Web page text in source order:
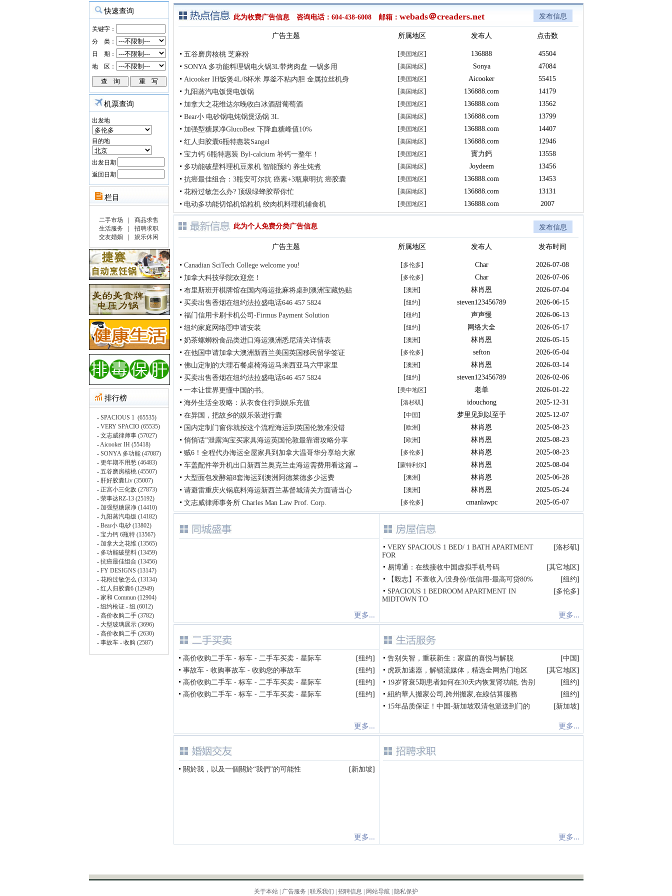
机票查询
出发地
目的地
出发日期
返回日期
此为收费广告信息 咨询电话：604-438-6008 邮箱： webads＠creaders.net 发布信息
广告主题 所属地区 发布人 点击数
五谷磨房核桃 芝麻粉 [美国地区] 136888
45504
SONYA 多功能料理锅电火锅3L带烤肉盘 一锅多用
[美国地区] Sonya
47084
Aicooker IH饭煲4L/8杯米 厚釜不粘内胆 金属拉丝机身
[美国地区] Aicooker
55415
九阳蒸汽电饭煲电饭锅
[美国地区] 136888.com
14179
加拿大之花维达尔晚收白冰酒甜葡萄酒
[美国地区] 136888.com
13562
Bear小 电砂锅电炖锅煲汤锅 3L
[美国地区] 136888.com
13799
加强型糖尿净GlucoBest 下降血糖峰值10%
[美国地区] 136888.com
14407
红人归胶囊6瓶特惠装Sangel
[美国地区] 136888.com
12946
宝力钙 6瓶特惠装 Byl-calcium 补钙一整年！
[美国地区] 寳力鈣
13558
多功能破壁料理机豆浆机 智能预约 养生炖煮
[美国地区] Joydeem
13456
抗癌最佳组合：3瓶安可尔抗 癌素+3瓶康明抗 癌胶囊
[美国地区] 136888.com
13453
花粉过敏怎么办? 顶级绿蜂胶帮你忙
[美国地区] 136888.com
13131
电动多功能切馅机馅粒机 绞肉机料理机辅食机
[美国地区] 136888.com 2007
此为个人免费分类广告信息 发布信息
广告主题 所属地区 发布人 发布时间
Canadian SciTech College welcome you! [多伦多] Char
2026-07-08
加拿大科技学院欢迎您！
[多伦多] Char
2026-07-06
布里斯班开棋牌馆在国内海运批麻将桌到澳洲宝藏热贴
[澳洲] 林肖恩
2026-07-04
买卖出售香烟在纽约法拉盛电话646 457 5824
[纽约] steven123456789
2026-06-15
福门信用卡刷卡机公司-Firmus Payment Solution
[纽约] 声声慢
2026-06-13
纽约家庭网络🛜申请安装
[纽约] 网络大全
2026-05-17
奶茶螺蛳粉食品类进口海运澳洲悉尼清关详情表
[澳洲] 林肖恩
2026-05-15
在他国申请加拿大澳洲新西兰美国英国移民留学签证
[多伦多] sefton
2026-05-04
佛山定制的大理石餐桌椅海运马来西亚马六甲家里
[澳洲] 林肖恩
2026-03-14
买卖出售香烟在纽约法拉盛电话646 457 5824
[纽约] steven123456789
2026-02-06
一本让世界更懂中国的书。
[美中地区] 老单
2026-01-22
海外生活全攻略：从衣食住行到娱乐充值
[洛杉矶] idouchong
2025-12-31
在异国，把故乡的娱乐装进行囊
[中国] 梦里见到以至于
2025-12-07
国内定制门窗你就按这个流程海运到英国伦敦准没错
[欧洲] 林肖恩
2025-08-23
悄悄话”泄露淘宝买家具海运英国伦敦最靠谱攻略分享
[欧洲] 林肖恩
2025-08-23
贼6！全程代办海运全屋家具到加拿大温哥华分享给大家
[多伦多] 林肖恩
2025-08-23
车盖配件举升机出口新西兰奥克兰走海运需费用看这篇→
[蒙特利尔] 林肖恩
2025-08-04
大型面包发酵箱8套海运到澳洲阿德莱德多少运费
[澳洲] 林肖恩
2025-06-28
请避雷重庆火锅底料海运新西兰基督城清关方面请当心
[澳洲] 林肖恩
2025-05-24
文志威律师事务所 Charles Man Law Prof. Corp.
[多伦多] cmanlawpc 2025-05-07
更多...
VERY SPACIOUS 1 BED/ 1 BATH APARTMENT
FOR
[洛杉矶]
易博通：在线接收中国虚拟手机号码 [其它地区]
【毅志】不查收入/没身份/低信用-最高可贷80%
[纽约]
SPACIOUS 1 BEDROOM APARTMENT IN
MIDTOWN TO
[多伦多]
更多...
高价收购二手车 - 标车 - 二手车买卖 - 星际车 [纽约]
事故车 - 收购事故车 - 收购您的事故车
[纽约]
高价收购二手车 - 标车 - 二手车买卖 - 星际车
[纽约]
高价收购二手车 - 标车 - 二手车买卖 - 星际车
[纽约]
更多...
告别失智，重获新生：家庭的喜悦与解脱 [中国 ]
虎跃加速器，解锁流媒体，精选全网热门地区
[其它地区]
19岁肾衰5期患者如何在30天内恢复肾功能, 告别
[纽约]
紐約華人搬家公司,跨州搬家,在線估算服務
[纽约]
15年品质保证！中国-新加坡双清包派送到门的
[新加坡]
更多...
關於我，以及一個關於“我們”的可能性 [新加坡]
更多... 更多...
关于本站 广告服务 联系我们 招聘信息 网站导航 隐私保护